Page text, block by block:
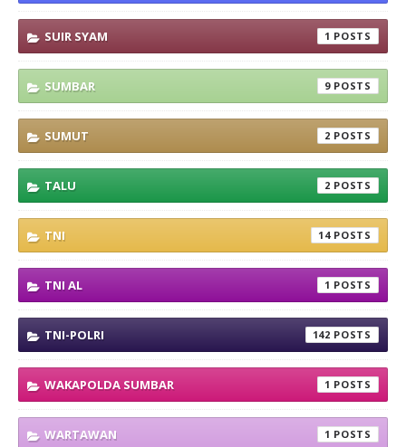
SUIR SYAM 1
SUMBAR 9
SUMUT 2
TALU 2
TNI 14
TNI AL 1
TNI-POLRI 142
WAKAPOLDA SUMBAR 1
WARTAWAN 1